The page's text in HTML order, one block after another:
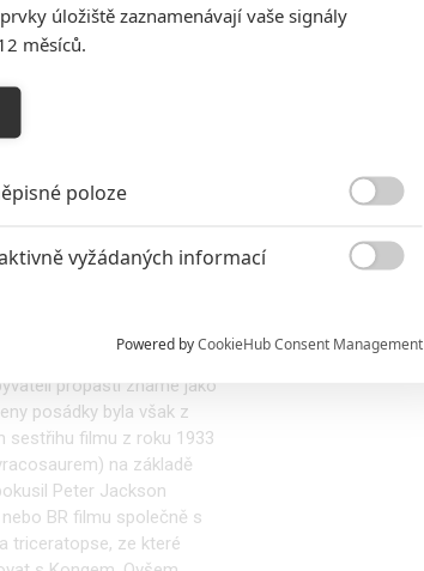
tvůrci přeci jenom
poprvé k vidění podivný
ještěr, tak obrovští
propasti známé jako
posádky byla však z
sestřihu filmu z roku 1933
na základě
Peter Jackson
BR filmu společně s
triceratopse, ze které
úložiště zaznamenávají vaše signály
měsíců.
poloze
vyžádaných informací
v zařízení

a měření reklamy
průzkum publika a vývoj
uvedenými dáváte nám i našim partnerům
Powered byCookieHub Consent Management